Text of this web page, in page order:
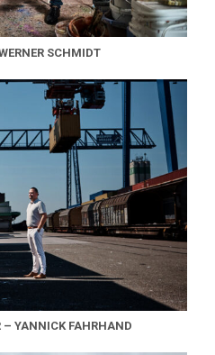
SCHMIDT
– YANNICK FAHRHAND